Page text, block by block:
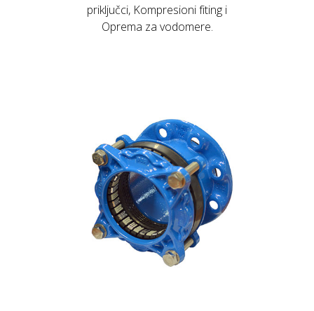
priključci, Kompresioni fiting i
Oprema za vodomere.